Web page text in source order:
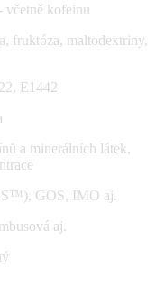
včetně kofeinu
fruktóza, maltodextriny,
E1442
a minerálních látek,
GOS, IMO aj.
aj.